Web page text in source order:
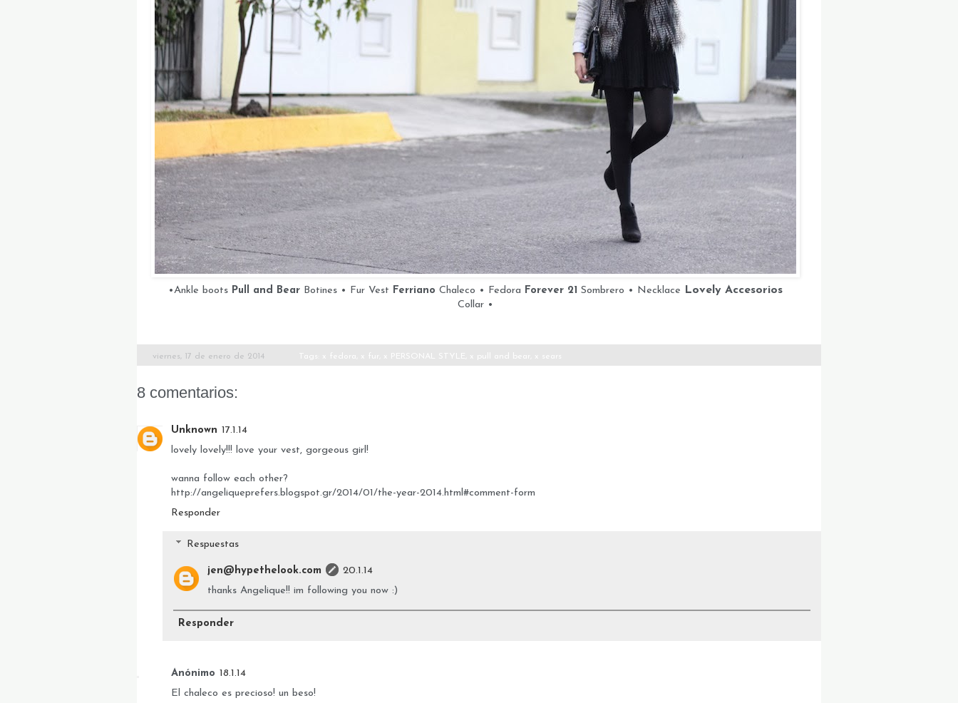
•Ankle boots Pull and Bear Botines • Fur Vest Ferriano Chaleco • Fedora Forever 21 Sombrero • Necklace Lovely Accesorios
Collar •
viernes, 17 de enero de 2014 Tags: x fedora x fur x PERSONAL STYLE x pull and bear x sears
8 comentarios:
Unknown 17.1.14
lovely lovely!!! love your vest, gorgeous girl!
wanna follow each other?
http://angeliqueprefers.blogspot.gr/2014/01/the-year-2014.html#comment-form
Responder
Respuestas
jen@hypethelook.com
20.1.14
thanks Angelique!! im following you now :)
Responder
Anónimo 18.1.14
El chaleco es precioso! un beso!